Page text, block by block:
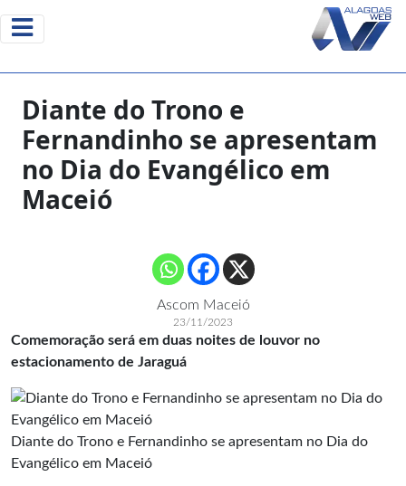
Diante do Trono e
Fernandinho se apresentam
no Dia do Evangélico em
Maceió
Ascom Maceió
23/11/2023
Comemoração será em duas noites de louvor no
estacionamento de Jaraguá
Diante do Trono e Fernandinho se apresentam no Dia do
Evangélico em Maceió